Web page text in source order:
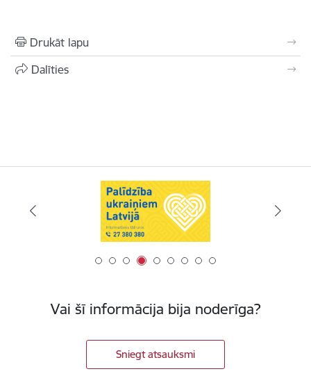
Drukāt lapu
Dalīties
Vai šī informācija bija noderīga?
Sniegt atsauksmi